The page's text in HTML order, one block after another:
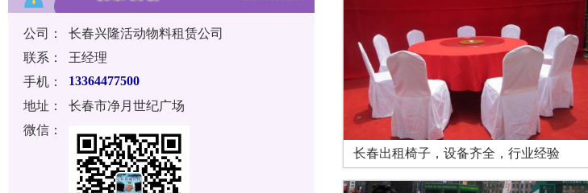
公司：
长春兴隆活动物料租赁公司
联系：
王经理
手机：
13364477500
地址：
长春市净月世纪广场
微信：
长春出租椅子，设备齐全，行业经验